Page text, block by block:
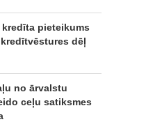
pieteikums
dēļ
no ārvalstu
ceļu satiksmes